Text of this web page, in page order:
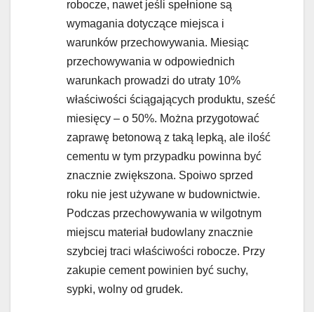
robocze, nawet jeśli spełnione są
wymagania dotyczące miejsca i
warunków przechowywania. Miesiąc
przechowywania w odpowiednich
warunkach prowadzi do utraty 10%
właściwości ściągających produktu, sześć
miesięcy – o 50%. Można przygotować
zaprawę betonową z taką lepką, ale ilość
cementu w tym przypadku powinna być
znacznie zwiększona. Spoiwo sprzed
roku nie jest używane w budownictwie.
Podczas przechowywania w wilgotnym
miejscu materiał budowlany znacznie
szybciej traci właściwości robocze. Przy
zakupie cement powinien być suchy,
sypki, wolny od grudek.